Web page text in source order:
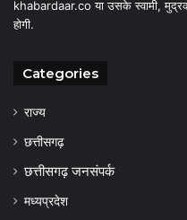
khabardaar.co या उसके स्वामी,
होगी.
Categories
राज्य
छत्तीसगढ़
छत्तीसगढ़ जनसंपर्क
मध्यप्रदेश